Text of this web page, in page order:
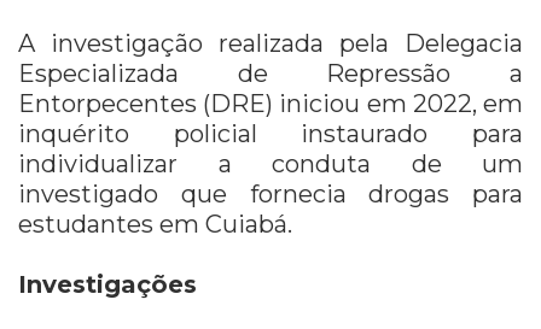
A investigação realizada pela Delegacia
Especializada de Repressão a
Entorpecentes (DRE) iniciou em 2022, em
inquérito policial instaurado para
individualizar a conduta de um
investigado que fornecia drogas para
estudantes em Cuiabá.
Investigações